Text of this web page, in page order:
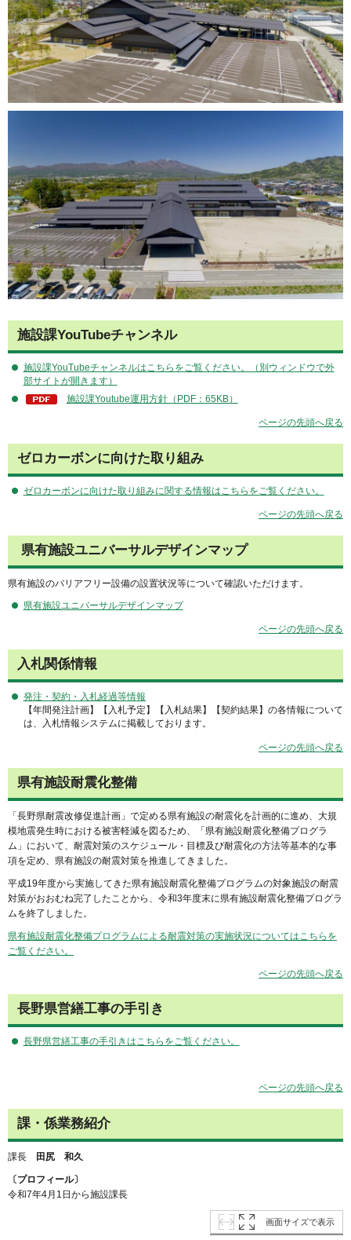
施設課YouTubeチャンネル
施設課YouTubeチャンネルはこちらをご覧ください。（別ウィンドウで外
部サイトが開きます）
施設課Youtube運用方針（PDF：65KB）
ページの先頭へ戻る
ゼロカーボンに向けた取り組み
ゼロカーボンに向けた取り組みに関する情報はこちらをご覧ください。
ページの先頭へ戻る
県有施設ユニバーサルデザインマップ
県有施設のバリアフリー設備の設置状況等について確認いただけます。
県有施設ユニバーサルデザインマップ
ページの先頭へ戻る
入札関係情報
発注・契約・入札経過等情報
【年間発注計画】【入札予定】【入札結果】【契約結果】の各情報について
は、入札情報システムに掲載しております。
ページの先頭へ戻る
県有施設耐震化整備
「長野県耐震改修促進計画」で定める県有施設の耐震化を計画的に進め、大規
模地震発生時における被害軽減を図るため、「県有施設耐震化整備プログラ
ム」において、耐震対策のスケジュール・目標及び耐震化の方法等基本的な事
項を定め、県有施設の耐震対策を推進してきました。
平成19年度から実施してきた県有施設耐震化整備プログラムの対象施設の耐震
対策がおおむね完了したことから、令和3年度末に県有施設耐震化整備プログラ
ムを終了しました。
県有施設耐震化整備プログラムによる耐震対策の実施状況についてはこちらを
ご覧ください。
ページの先頭へ戻る
長野県営繕工事の手引き
長野県営繕工事の手引きはこちらをご覧ください。
ページの先頭へ戻る
課・係業務紹介
課長 田尻 和久
〔プロフィール〕
令和7年4月1日から施設課長
画面サイズで表示